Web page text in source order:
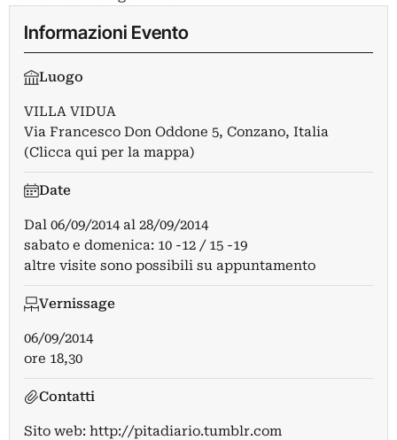
Informazioni Evento
Luogo
VILLA VIDUA
Via Francesco Don Oddone 5, Conzano, Italia
(Clicca qui per la mappa)
Date
Dal 06/09/2014al 28/09/2014
sabato e domenica: 10 -12 / 15 -19
altre visite sono possibili su appuntamento
Vernissage
06/09/2014
ore 18,30
Contatti
Sito web: http://pitadiario.tumblr.com